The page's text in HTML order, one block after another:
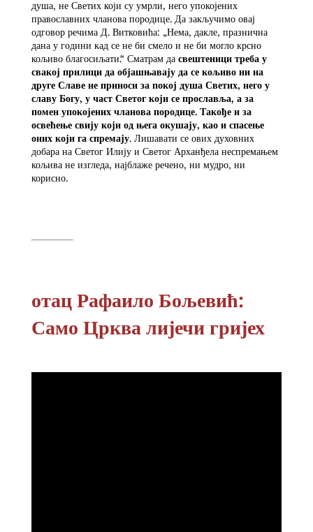
душа, не Светих који су умрли, него упокојених
православних чланова породице. Да закључимо овај
одговор речима Д. Витковића: „Нема, дакле, празнична
дана у години кад се не би смело и не би могло крсно
кољиво благосиљати.“ Сматрам да свештеници треба у
свакој прилици да објашњавају да се кољиво ни на
друге Славе не приноси за покој душа Светих, него у
славу Богу, у част Светог који се прославља, а за
помен упокојених чланова породице. Такође и за
освећење свију који од њега окушају, као и спасење
оних који га спремају. Лишавати се ових духовних
добара на Светог Илију и Светог Арханђела неспремањем
кољива не изгледа, најблаже речено, ни мудро, ни
корисно.
отац Рафаило Бољевић:
Само Црква лијечи гријех